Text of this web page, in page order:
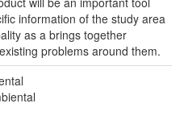
information of the study area
as a brings together
problems around them.